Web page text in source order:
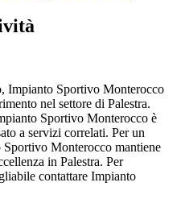
Impianto Sportivo Monterocco
nel settore di Palestra.
Sportivo Monterocco è
a servizi correlati. Per un
Monterocco mantiene
in Palestra. Per
contattare Impianto